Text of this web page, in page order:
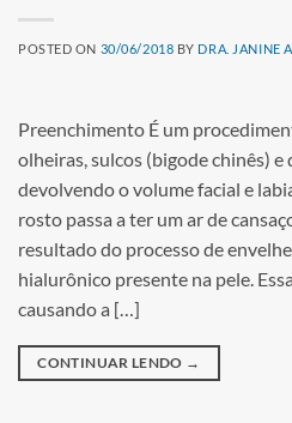
POSTED ON 30/06/2018 BY DRA. JANINE
Preenchimento É um
olheiras, sulcos (bigode chinês)
devolvendo o volume facial e
rosto passa a ter um ar de
resultado do processo de
hialurônico presente na pele.
causando a […]
CONTINUAR LENDO →